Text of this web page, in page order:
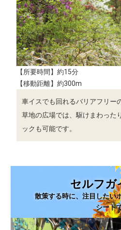
【所要時間】約15分
【移動距離】約300m
車イスでも回れるバリアフリー
草地の広場では、駆けまわった
ックも可能です。
セルフガ
散策する時に、注目したい
シート